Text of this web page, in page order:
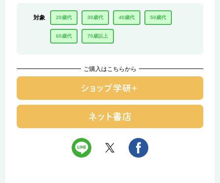
対象 20歳代 30歳代 40歳代 50歳代
60歳代 70歳以上
ご購入はこちらから